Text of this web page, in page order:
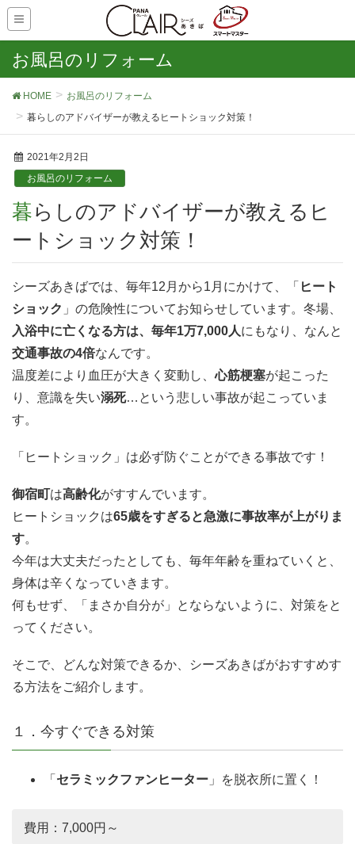
お風呂のリフォーム
HOME
お風呂のリフォーム
暮らしのアドバイザーが教えるヒートショック対策！
2021年2月2日
お風呂のリフォーム
暮らしのアドバイザーが教えるヒ
ートショック対策！
シーズあきばでは、毎年12月から1月にかけて、「 ヒート
ショック 」の危険性についてお知らせしています。冬場、
入浴中に亡くなる方は、毎年1万7,000人にもなり、なんと
交通事故の4倍なんです。
温度差により血圧が大きく変動し、心筋梗塞が起こった
り、意識を失い溺死…という悲しい事故が起こっていま
す。
「ヒートショック」は必ず防ぐことができる事故です！
御宿町は高齢化がすすんでいます。
ヒートショックは65歳をすぎると急激に事故率が上がりま
す。
今年は大丈夫だったとしても、毎年年齢を重ねていくと、
身体は辛くなっていきます。
何もせず、「まさか自分が」とならないように、対策をと
ってください。
そこで、どんな対策できるか、シーズあきばがおすすめす
る方法をご紹介します。
１．今すぐできる対策
「 セラミックファンヒーター 」を脱衣所に置く！
費用：7,000円～